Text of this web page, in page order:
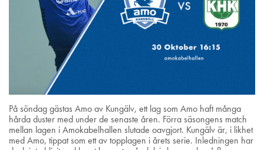
På söndag gästas Amo av Kungälv, ett lag som Amo haft många
hårda duster med under de senaste åren. Förra säsongens match
mellan lagen i Amokabelhallen slutade oavgjort. Kungälv är, i likhet
med Amo, tippat som ett av topplagen i årets serie. Inledningen har